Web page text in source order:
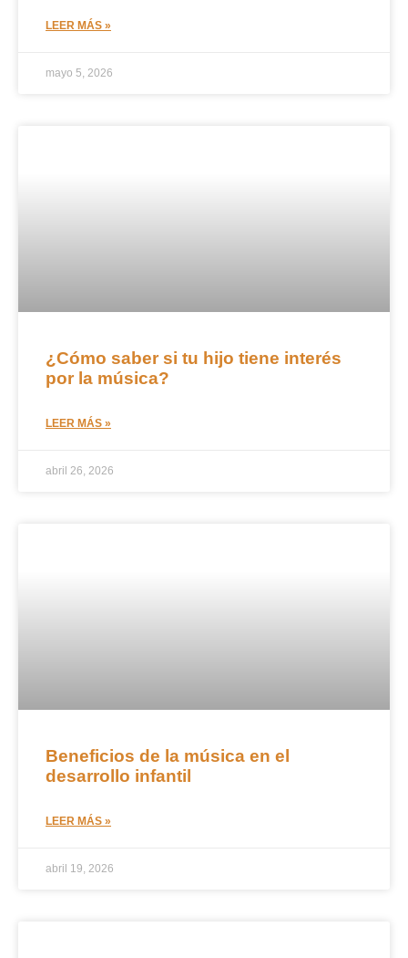
LEER MÁS »
mayo 5, 2026
¿Cómo saber si tu hijo tiene interés
por la música?
LEER MÁS »
abril 26, 2026
Beneficios de la música en el
desarrollo infantil
LEER MÁS »
abril 19, 2026